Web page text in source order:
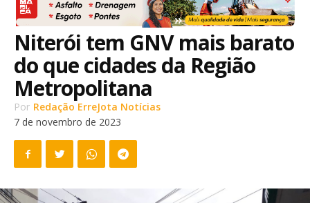
Niterói tem GNV mais barato
do que cidades da Região
Metropolitana
Por Redação ErreJota Notícias
7 de novembro de 2023